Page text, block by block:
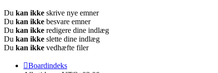
Du kan ikke skrive nye emner
Du kan ikke besvare emner
Du kan ikke redigere dine indlæg
Du kan ikke slette dine indlæg
Du kan ikke vedhæfte filer
Boardindeks